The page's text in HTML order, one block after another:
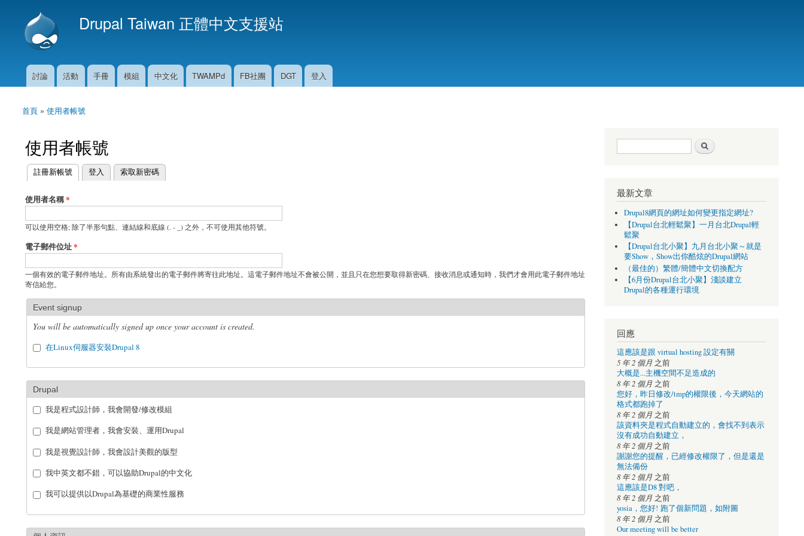
Drupal Taiwan 正體中文支援站
主選單
討論 活動 手冊 模組 中文化 TWAMPd FB社團 DGT 登入
您在這裡
首頁 » 使用者帳號
使用者帳號
主要索引標籤
註冊新帳號
(作用中頁籤) 登入 索取新密碼
使用者名稱*
可以使用空格; 除了半形句點、連結線和底線 (. - _) 之外，不可使用其他符號。
電子郵件位址*
一個有效的電子郵件地址。所有由系統發出的電子郵件將寄往此地址。這電子郵件地址不會被公開，並且只在您想要取得新密碼、接收消息或通知時，我們才會用此電子郵件地址
寄信給您。
Event signup
You will be automatically signed up once your account is created.
在Linux伺服器安裝Drupal 8
Drupal
我是程式設計師，我會開發/修改模組
我是網站管理者，我會安裝、運用Drupal
我是視覺設計師，我會設計美觀的版型
我中英文都不錯，可以協助Drupal的中文化
我可以提供以Drupal為基礎的商業性服務
搜尋表單
最新文章
Drupal8網頁的網址如何變更指定網址?
【Drupal台北輕鬆聚】一月台北Drupal輕
鬆聚
【Drupal台北小聚】九月台北小聚～就是
要Show，Show出你酷炫的Drupal網站
（最佳的）繁體/簡體中文切換配方
【6月份Drupal台北小聚】淺談建立
Drupal的各種運行環境
回應
這應該是跟 virtual hosting 設定有關
5 年 2 個月之前
大概是...主機空間不足造成的
8 年 2 個月之前
您好，昨日修改/tmp的權限後，今天網站的
格式都跑掉了
8 年 2 個月之前
該資料夾是程式自動建立的，會找不到表示
沒有成功自動建立，
8 年 2 個月之前
謝謝您的提醒，已經修改權限了，但是還是
無法備份
8 年 2 個月之前
這應該是D8 對吧，
8 年 2 個月之前
yosia，您好! 跑了個新問題，如附圖
8 年 2 個月之前
Our meeting will be better